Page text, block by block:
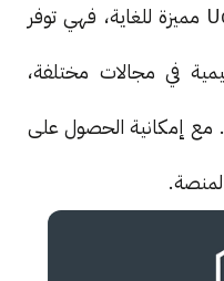
تعليمي من خلاله. منصة Udacity مميزة للغاية، فهي توفر
في مجالات مختلفة،
مع إمكانية الحصول على